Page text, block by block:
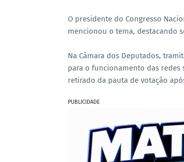
O presidente do Congresso
mencionou o tema, destacando
Na Câmara dos Deputados,
para o funcionamento das redes
retirado da pauta de votação
PUBLICIDADE